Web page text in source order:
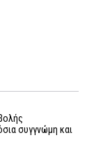
συγγνώμη και